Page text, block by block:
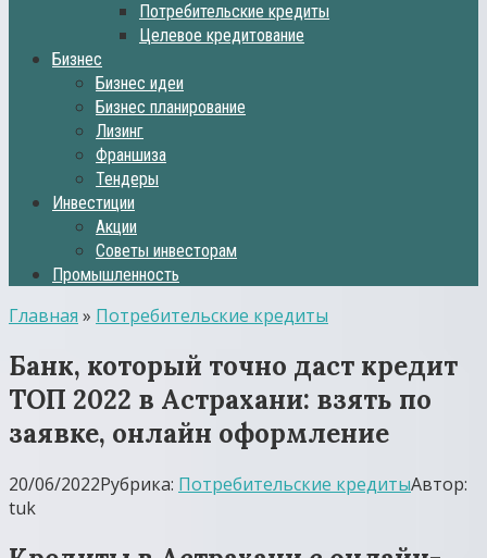
Потребительские кредиты
Целевое кредитование
Бизнес
Бизнес идеи
Бизнес планирование
Лизинг
Франшиза
Тендеры
Инвестиции
Акции
Советы инвесторам
Промышленность
Главная » Потребительские кредиты
Банк, который точно даст кредит
ТОП 2022 в Астрахани: взять по
заявке, онлайн оформление
20/06/2022Рубрика: Потребительские кредитыАвтор:
tuk